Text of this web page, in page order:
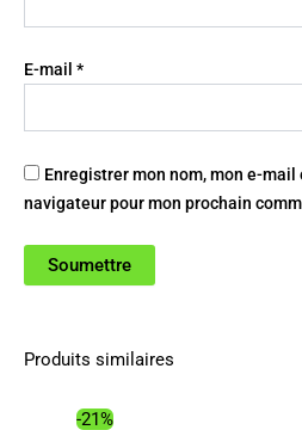
E-mail *
Enregistrer mon nom, mon e-mail
navigateur pour mon prochain
Produits similaires
-21%